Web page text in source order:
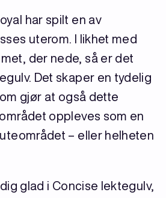
har spilt en av
uterom. I likhet med
der nede, så er det
Det skaper en tydelig
gjør at også dette
oppleves som en
– eller helheten
glad i Concise lektegulv,